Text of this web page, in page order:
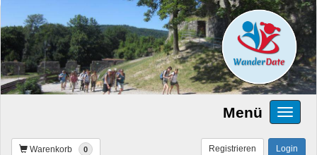
Menü
Warenkorb 0 Login
Registrieren